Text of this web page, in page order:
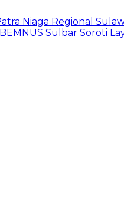
Niaga Regional
BEMNUS Sulbar Soroti